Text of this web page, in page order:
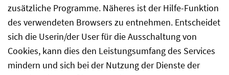
zusätzliche Programme. Näheres ist der Hilfe-Funktion
des verwendeten Browsers zu entnehmen. Entscheidet
sich die Userin/der User für die Ausschaltung von
Cookies, kann dies den Leistungsumfang des Services
mindern und sich bei der Nutzung der Dienste der